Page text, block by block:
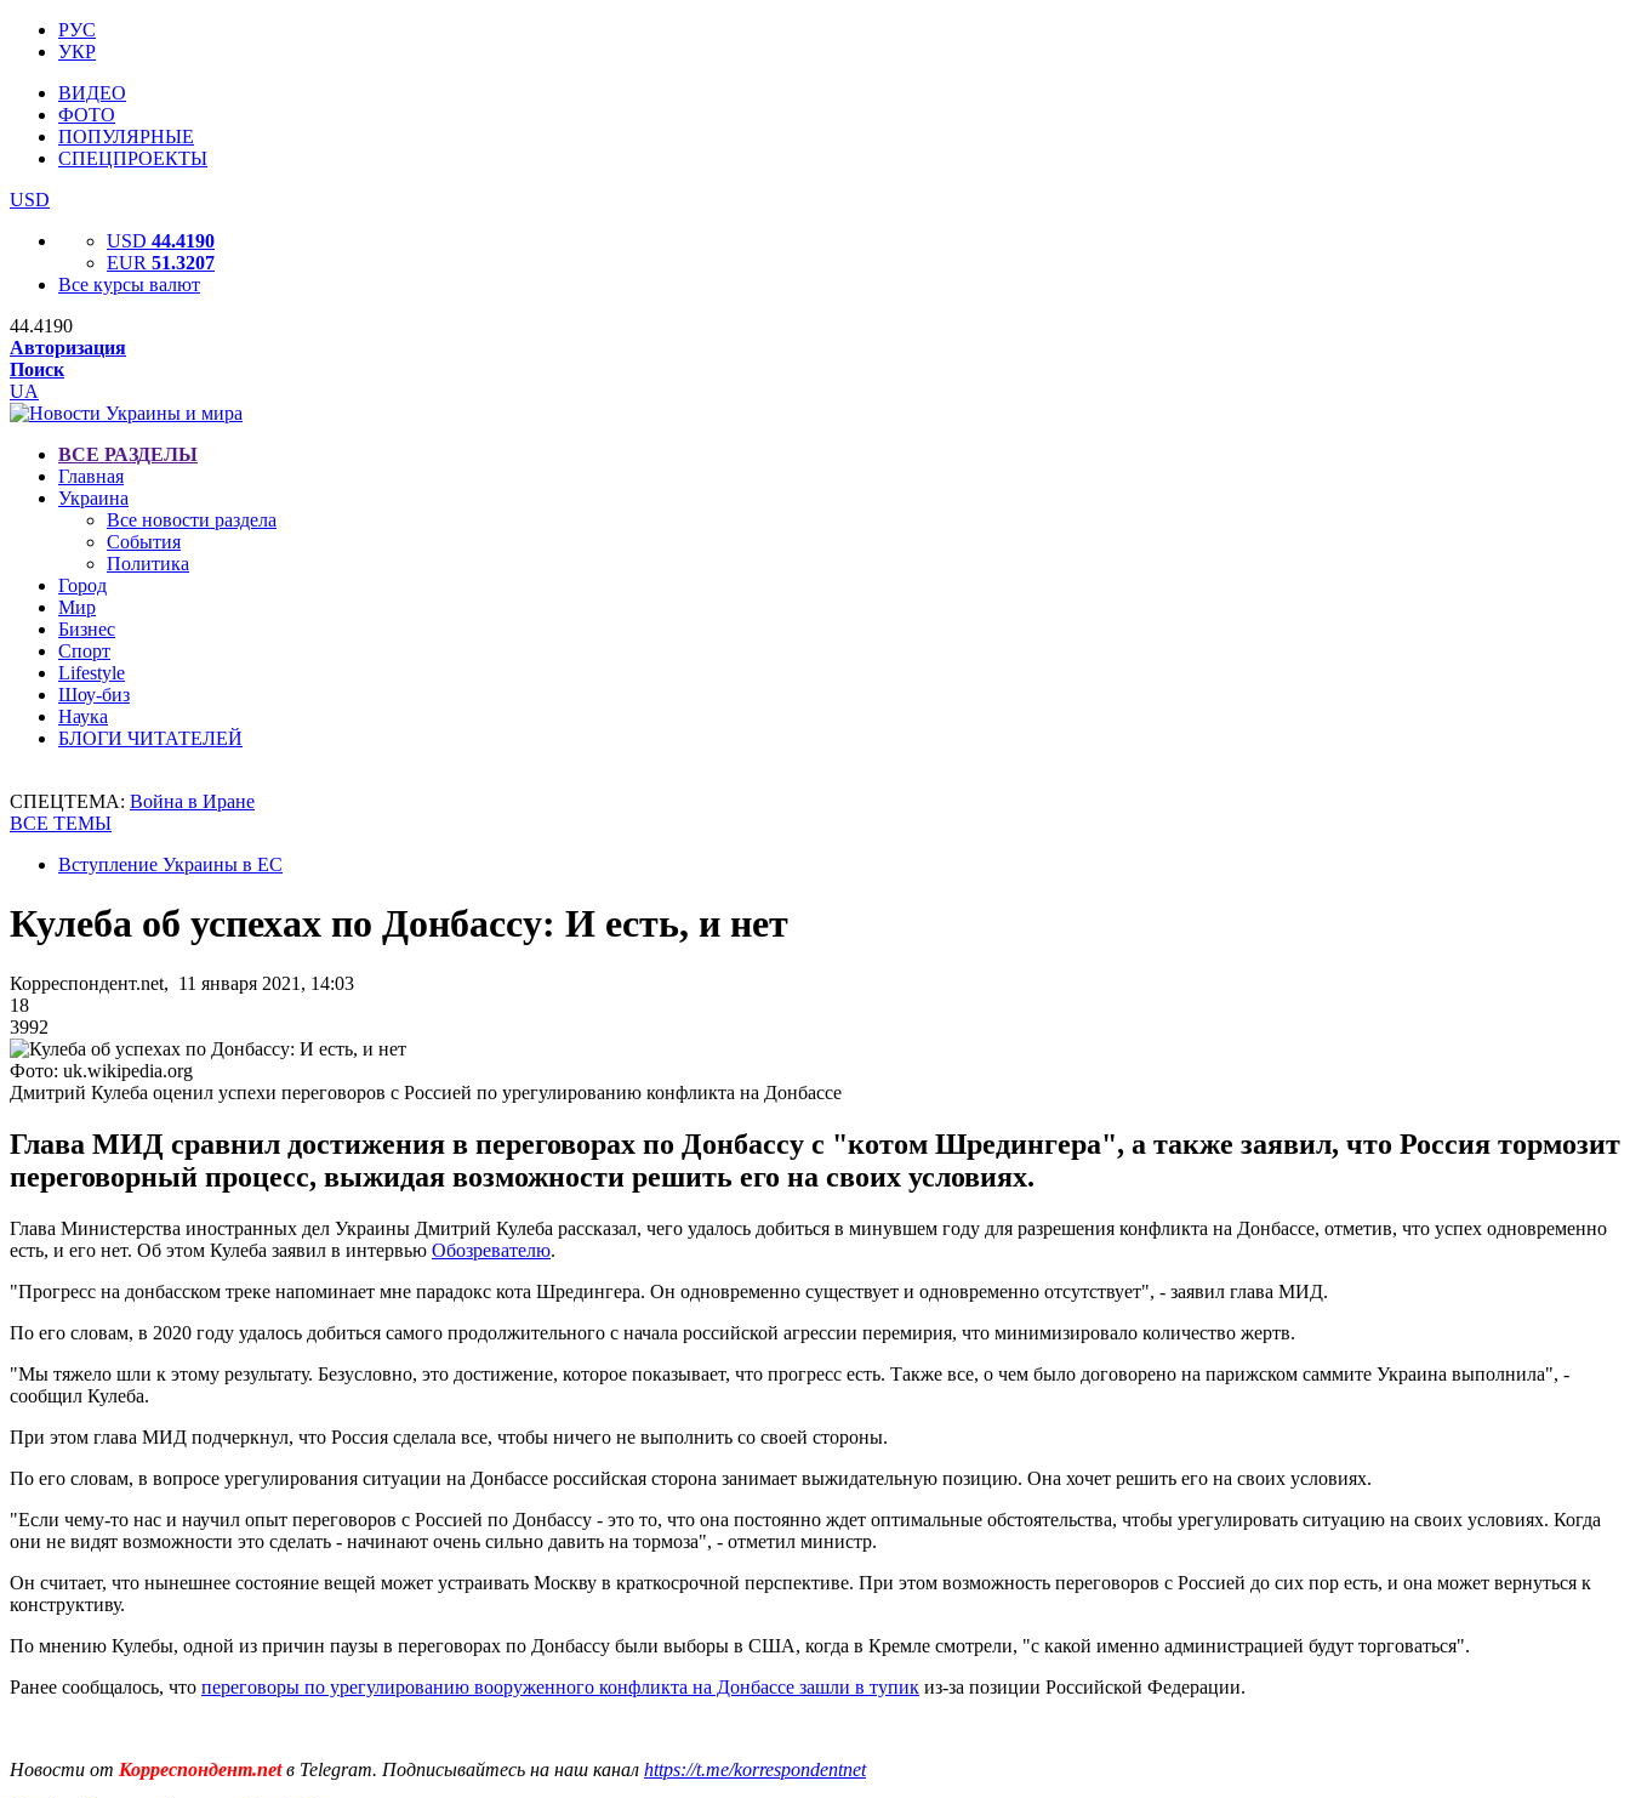
РУС
УКР
ВИДЕО
ФОТО
ПОПУЛЯРНЫЕ
СПЕЦПРОЕКТЫ
USD
USD 44.4190
EUR 51.3207
Все курсы валют
44.4190
Авторизация
Поиск
UA
ВСЕ РАЗДЕЛЫ
Главная
Украина
Все новости раздела
События
Политика
Город
Мир
Бизнес
Спорт
Lifestyle
Шоу-биз
Наука
БЛОГИ ЧИТАТЕЛЕЙ
СПЕЦТЕМА: Война в Иране
ВСЕ ТЕМЫ
Вступление Украины в ЕС
Кулеба об успехах по Донбассу: И есть, и нет
Корреспондент.net, 11 января 2021, 14:03
18
3992
Фото: uk.wikipedia.org
Дмитрий Кулеба оценил успехи переговоров с Россией по урегулированию конфликта на Донбассе
Глава МИД сравнил достижения в переговорах по Донбассу с "котом Шредингера", а также заявил, что Россия тормозит
переговорный процесс, выжидая возможности решить его на своих условиях.
Глава Министерства иностранных дел Украины Дмитрий Кулеба рассказал, чего удалось добиться в минувшем году для разрешения конфликта на Донбассе, отметив, что успех одновременно
есть, и его нет. Об этом Кулеба заявил в интервью Обозревателю.
"Прогресс на донбасском треке напоминает мне парадокс кота Шредингера. Он одновременно существует и одновременно отсутствует", - заявил глава МИД.
По его словам, в 2020 году удалось добиться самого продолжительного с начала российской агрессии перемирия, что минимизировало количество жертв.
"Мы тяжело шли к этому результату. Безусловно, это достижение, которое показывает, что прогресс есть. Также все, о чем было договорено на парижском саммите Украина выполнила", -
сообщил Кулеба.
При этом глава МИД подчеркнул, что Россия сделала все, чтобы ничего не выполнить со своей стороны.
По его словам, в вопросе урегулирования ситуации на Донбассе российская сторона занимает выжидательную позицию. Она хочет решить его на своих условиях.
"Если чему-то нас и научил опыт переговоров с Россией по Донбассу - это то, что она постоянно ждет оптимальные обстоятельства, чтобы урегулировать ситуацию на своих условиях. Когда
они не видят возможности это сделать - начинают очень сильно давить на тормоза", - отметил министр.
Он считает, что нынешнее состояние вещей может устраивать Москву в краткосрочной перспективе. При этом возможность переговоров с Россией до сих пор есть, и она может вернуться к
конструктиву.
По мнению Кулебы, одной из причин паузы в переговорах по Донбассу были выборы в США, когда в Кремле смотрели, "с какой именно администрацией будут торговаться".
Ранее сообщалось, что переговоры по урегулированию вооруженного конфликта на Донбассе зашли в тупик из-за позиции Российской Федерации.
Новости от Корреспондент.netв Telegram. Подписывайтесь на наш канал https://t.me/korrespondentnet